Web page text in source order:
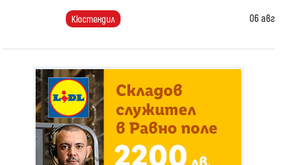
Кюстендил 06 авг